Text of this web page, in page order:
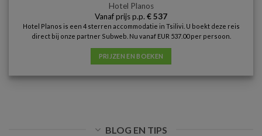
Hotel Planos
Vanaf prijs p.p. €537
Hotel Planos is een 4 sterren accommodatie in Tsilivi. U boekt deze reis
direct bij onze partner Subweb. Nu vanaf EUR 537.00 per persoon.
PRIJZEN EN BOEKEN
BLOG EN TIPS